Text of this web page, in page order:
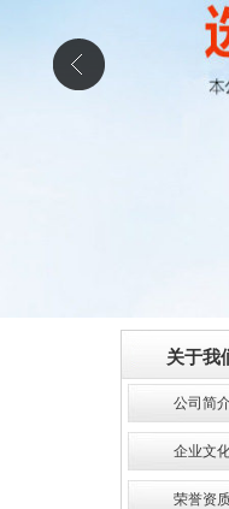
关于我
公司简
企业文
荣誉资